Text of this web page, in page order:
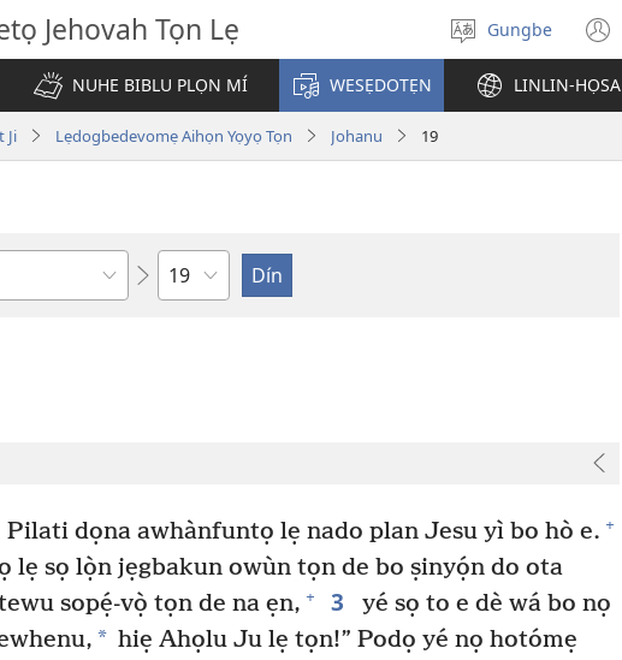
Jehovah Tọn Lẹ
De
ogbè
dopo
Gungbe
NUHE BIBLU PLỌN MÍ WESẸDOTẸN LINLIN-HỌSA
Ji Lẹdogbedevomẹ Aihọn Yọyọ Tọn Johanu 19
Weta
Pilati dọna awhànfuntọ lẹ nado plan Jesu yì bo hò e. +
lẹ sọ lọ̀n jẹgbakun owùn tọn de bo ṣinyọ́n do ota
sopẹ́-vọ̀ tọn de na ẹn, + 3
yé sọ to e dè wá bo nọ
* hiẹ Ahọlu Ju lẹ tọn!” Podọ yé nọ hotómẹ